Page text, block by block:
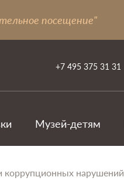
посещение"
+7 495 375 31 31
Музей-детям
коррупционных нарушений